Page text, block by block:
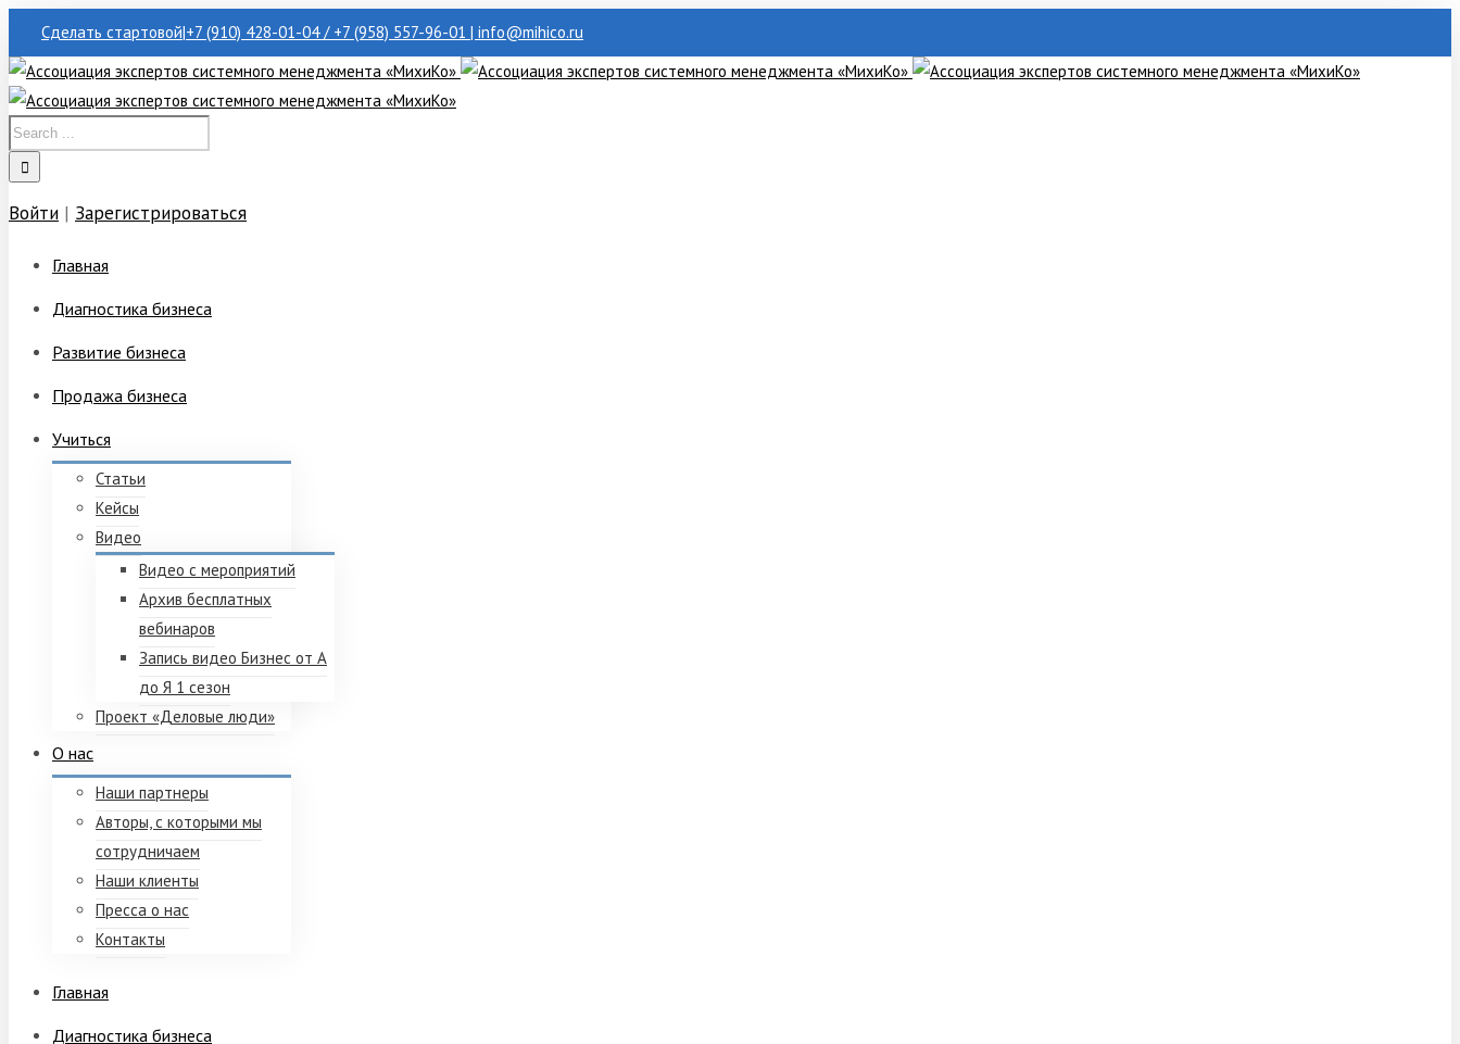
Сделать стартовой|+7 (910) 428-01-04 / +7 (958) 557-96-01 | info@mihico.ru
Войти | Зарегистрироваться
Главная
Диагностика бизнеса
Развитие бизнеса
Продажа бизнеса
Учиться
Статьи
Кейсы
Видео
Видео с мероприятий
Архив бесплатных
вебинаров
Запись видео Бизнес от А
до Я 1 сезон
Проект «Деловые люди»
О нас
Наши партнеры
Авторы, с которыми мы
сотрудничаем
Наши клиенты
Пресса о нас
Контакты
Главная
Диагностика бизнеса